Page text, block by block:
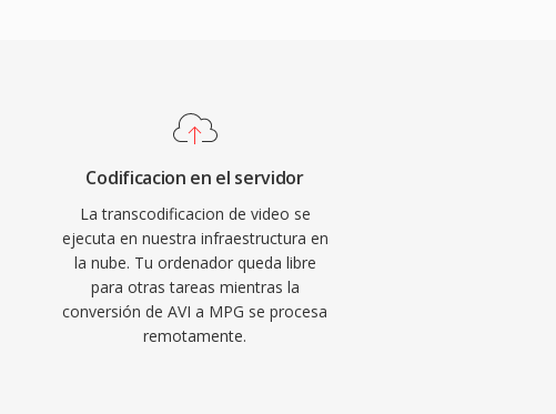
Codificacion en el servidor
La transcodificacion de video se
ejecuta en nuestra infraestructura en
la nube. Tu ordenador queda libre
para otras tareas mientras la
conversión de AVI a MPG se procesa
remotamente.